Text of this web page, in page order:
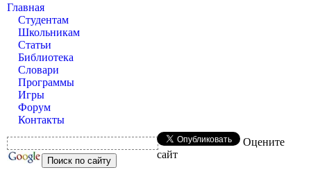
Главная
Студентам
Школьникам
Статьи
Библиотека
Словари
Программы
Игры
Форум
Контакты
Оцените
сайт